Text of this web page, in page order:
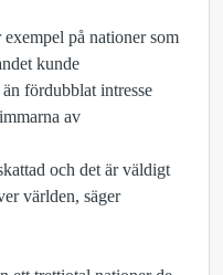
på nationer som
kunde
fördubblat intresse
av
och det är väldigt
världen, säger